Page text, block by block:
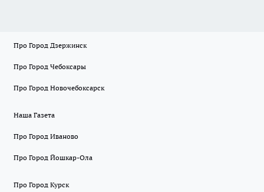
Про Город Дзержинск
Про Город Чебоксары
Про Город Новочебоксарск
Наша Газета
Про Город Иваново
Про Город Йошкар-Ола
Про Город Курск